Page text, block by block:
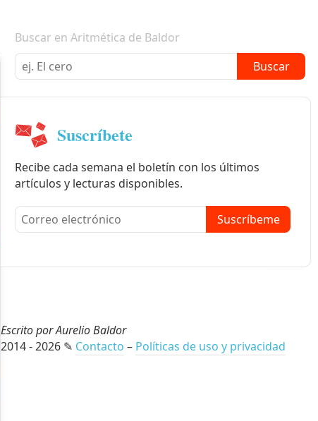
Boletín informativo
Buscar en Aritmética de Baldor
Buscar
Suscríbete
Recibe cada semana el boletín con los últimos
artículos y lecturas disponibles.
Suscríbeme
Escrito por Aurelio Baldor
2014 - 2026 ✎ Contacto – Políticas de uso y privacidad